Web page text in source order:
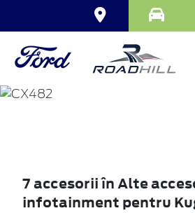
KUGA
7 accesorii în Alte
infotainment pentru